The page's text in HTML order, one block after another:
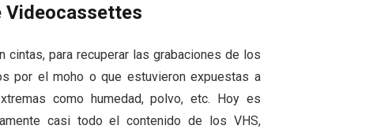
Videocassettes
cintas, para recuperar las grabaciones de los
por el moho o que estuvieron expuestas a
como humedad, polvo, etc. Hoy es
casi todo el contenido de los VHS,